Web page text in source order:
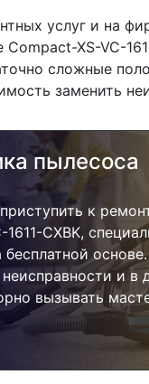
услуг и на
XS-VC-
сложные
заменить
пылесоса
к
CXBK,
бесплатной
и в
вызывать